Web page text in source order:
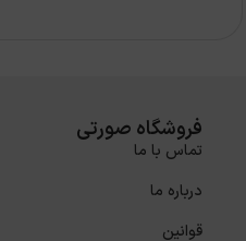
فروشگاه صورتی
تماس با ما
درباره ما
قوانین